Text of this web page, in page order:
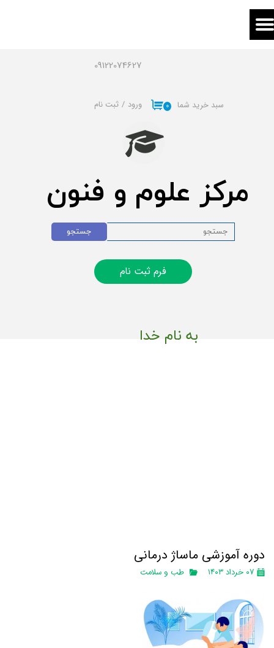
09122074627
مرکز علوم و فنون
۰ سبد خرید شما ورود / ثبت نام
حساب کاربری من
خروج از حساب کاربری
فرم ثبت نام
جستجو
به نام خدا
دوره آموزشی ماساژ درمانی
۰۷ خرداد ۱۴۰۳ طب و سلامت